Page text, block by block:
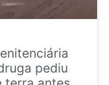
pediu